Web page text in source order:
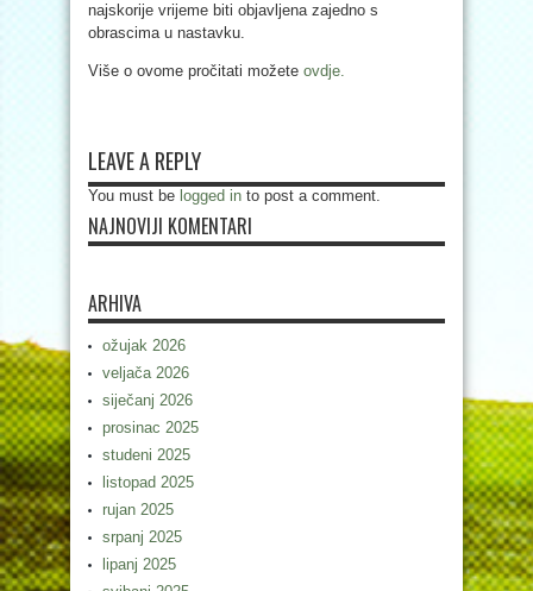
najskorije vrijeme biti objavljena zajedno s
obrascima u nastavku.
Više o ovome pročitati možete ovdje.
LEAVE A REPLY
You must be logged in to post a comment.
NAJNOVIJI KOMENTARI
ARHIVA
ožujak 2026
veljača 2026
siječanj 2026
prosinac 2025
studeni 2025
listopad 2025
rujan 2025
srpanj 2025
lipanj 2025